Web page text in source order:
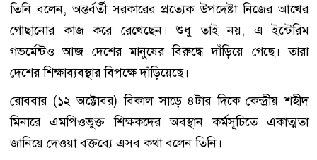
তিনি বলেন, অন্তর্বর্তী সরকারের প্রত্যেক উপদেষ্টা নিজের আখের
গোছানোর কাজ করে রেখেছেন। শুধু তাই নয়, এ ইন্টেরিম
গভর্মেন্টও আজ দেশের মানুষের বিরুদ্ধে দাঁড়িয়ে গেছে। তারা
দেশের শিক্ষাব্যবস্থার বিপক্ষে দাঁড়িয়েছে।
রোববার (১২ অক্টোবর) বিকাল সাড়ে ৪টার দিকে কেন্দ্রীয় শহীদ
মিনারে এমপিওভুক্ত শিক্ষকদের অবস্থান কর্মসূচিতে একাত্মতা
জানিয়ে দেওয়া বক্তব্যে এসব কথা বলেন তিনি।